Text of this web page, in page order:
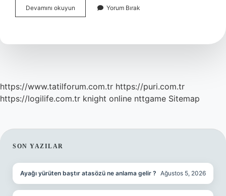
Devamını okuyun Problem
Çözme
Nedir
Yorum Bırak
https://www.tatilforum.com.tr https://puri.com.tr
https://logilife.com.tr knight online nttgame Sitemap
SIDEBAR
SON YAZILAR
Ayağı yürüten baştır atasözü ne anlama gelir ? Ağustos 5, 2026